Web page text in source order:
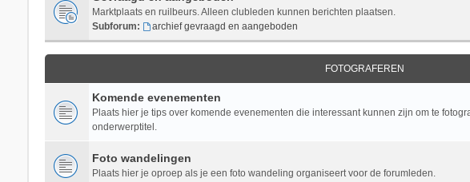
Marktplaats en ruilbeurs. Alleen clubleden kunnen berichten plaatsen.
Subforum:
archief gevraagd en aangeboden
FOTOGRAFEREN
Komende evenementen
Plaats hier je tips over komende evenementen die interessant kunnen zijn om te
onderwerptitel.
Foto wandelingen
Plaats hier je oproep als je een foto wandeling organiseert voor de forumleden.